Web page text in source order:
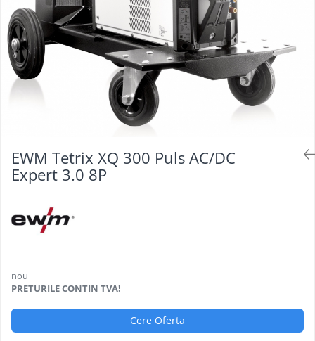
Oculara
Imbracaminte
EWM Tetrix XQ 300 Puls AC/DC
Expert 3.0 8P
nou
PRETURILE CONTIN TVA!
Cere Oferta